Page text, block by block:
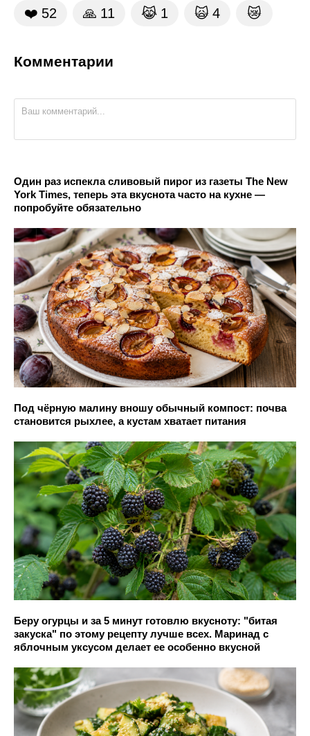
❤️ 52 🙏 11 😹 1 🙀 4 😿
Комментарии
Один раз испекла сливовый пирог из газеты The New
York Times, теперь эта вкуснота часто на кухне —
попробуйте обязательно
Под чёрную малину вношу обычный компост: почва
становится рыхлее, а кустам хватает питания
Беру огурцы и за 5 минут готовлю вкусноту: "битая
закуска" по этому рецепту лучше всех. Маринад с
яблочным уксусом делает ее особенно вкусной